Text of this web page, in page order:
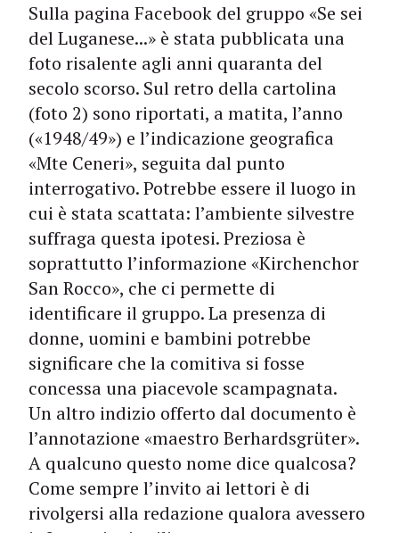
Sulla pagina Facebook del gruppo «Se sei
del Luganese...» è stata pubblicata una
foto risalente agli anni quaranta del
secolo scorso. Sul retro della cartolina
(foto 2) sono riportati, a matita, l’anno
(«1948/49») e l’indicazione geografica
«Mte Ceneri», seguita dal punto
interrogativo. Potrebbe essere il luogo in
cui è stata scattata: l’ambiente silvestre
suffraga questa ipotesi. Preziosa è
soprattutto l’informazione «Kirchenchor
San Rocco», che ci permette di
identificare il gruppo. La presenza di
donne, uomini e bambini potrebbe
significare che la comitiva si fosse
concessa una piacevole scampagnata.
Un altro indizio offerto dal documento è
l’annotazione «maestro Berhardsgrüter».
A qualcuno questo nome dice qualcosa?
Come sempre l’invito ai lettori è di
rivolgersi alla redazione qualora avessero